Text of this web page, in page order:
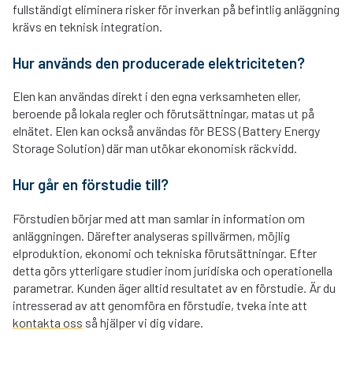
fullständigt eliminera risker för inverkan på befintlig anläggning
krävs en teknisk integration.
Hur används den producerade elektriciteten?
Elen kan användas direkt i den egna verksamheten eller,
beroende på lokala regler och förutsättningar, matas ut på
elnätet. Elen kan också användas för BESS (Battery Energy
Storage Solution) där man utökar ekonomisk räckvidd.
Hur går en förstudie till?
Förstudien börjar med att man samlar in information om
anläggningen. Därefter analyseras spillvärmen, möjlig
elproduktion, ekonomi och tekniska förutsättningar. Efter
detta görs ytterligare studier inom juridiska och operationella
parametrar. Kunden äger alltid resultatet av en förstudie. Är du
intresserad av att genomföra en förstudie, tveka inte att
kontakta oss så hjälper vi dig vidare.